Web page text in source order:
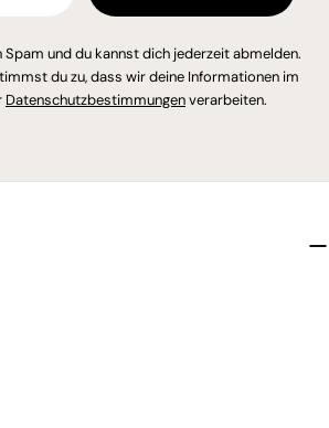
und du kannst dich jederzeit abmelden.
du zu, dass wir deine Informationen im
Datenschutzbestimmungenverarbeiten.